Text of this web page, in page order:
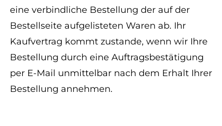
eine verbindliche Bestellung der auf der
Bestellseite aufgelisteten Waren ab. Ihr
Kaufvertrag kommt zustande, wenn wir Ihre
Bestellung durch eine Auftragsbestätigung
per E-Mail unmittelbar nach dem Erhalt Ihrer
Bestellung annehmen.